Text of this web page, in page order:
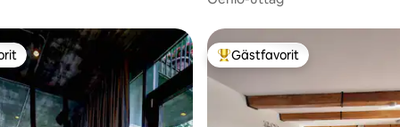
Populär gästfavorit
Gästfavorit